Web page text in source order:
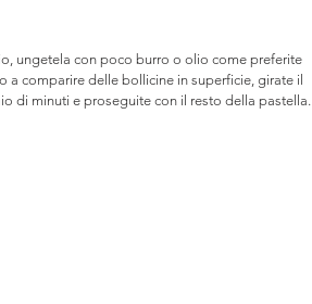
ungetela con poco burro o olio come preferite
comparire delle bollicine in superficie, girate il
di minuti e proseguite con il resto della pastella.